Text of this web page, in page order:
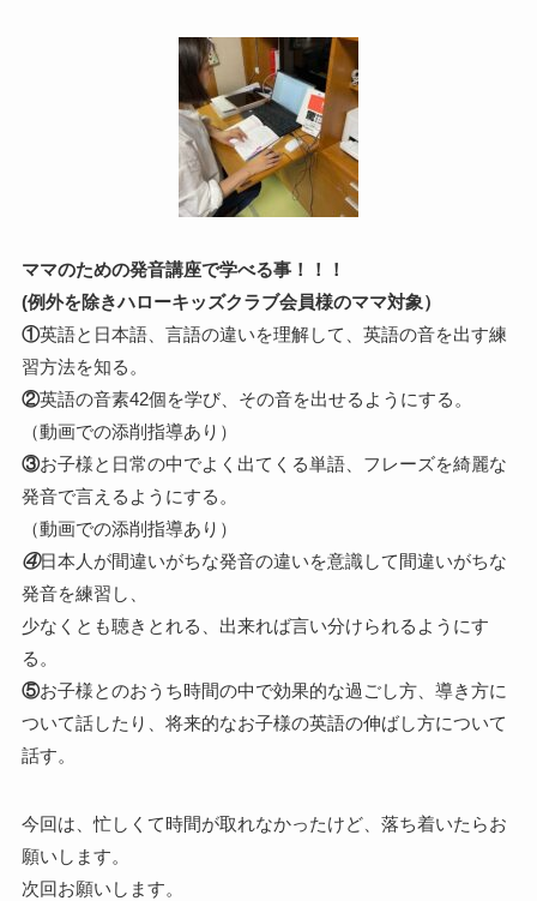
ママのための発音講座で学べる事！！！
(例外を除きハローキッズクラブ会員様のママ対象）
①英語と日本語、言語の違いを理解して、英語の音を出す練
習方法を知る。
②英語の音素42個を学び、その音を出せるようにする。
（動画での添削指導あり）
③お子様と日常の中でよく出てくる単語、フレーズを綺麗な
発音で言えるようにする。
（動画での添削指導あり）
④日本人が間違いがちな発音の違いを意識して間違いがちな
発音を練習し、
少なくとも聴きとれる、出来れば言い分けられるようにす
る。
⑤お子様とのおうち時間の中で効果的な過ごし方、導き方に
ついて話したり、将来的なお子様の英語の伸ばし方について
話す。
今回は、忙しくて時間が取れなかったけど、落ち着いたらお
願いします。
次回お願いします。